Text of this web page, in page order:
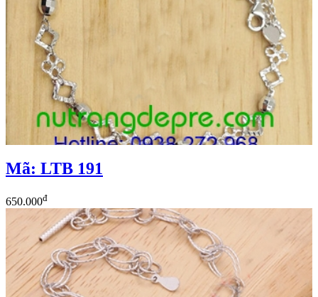
Mã: LTB 191
650.000đ